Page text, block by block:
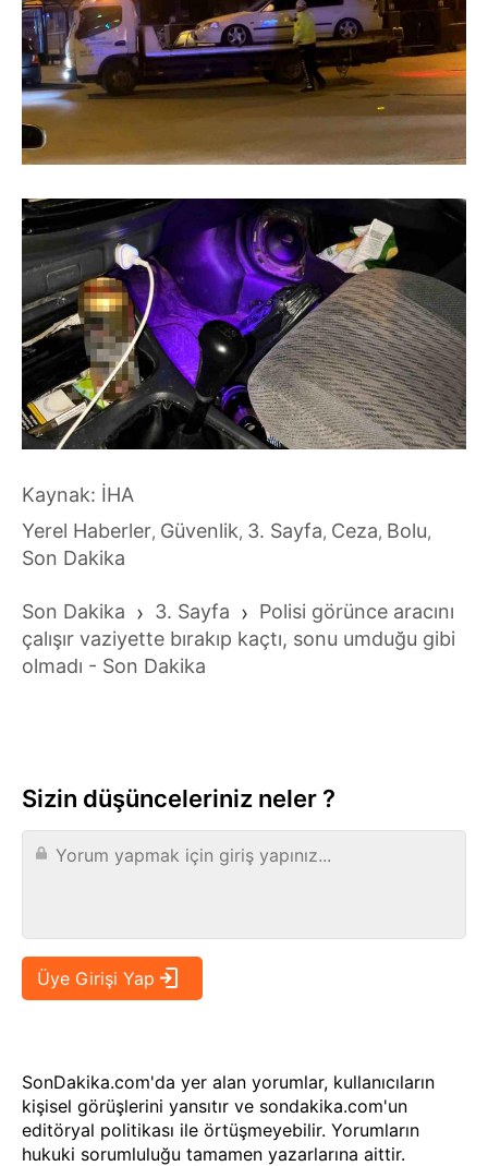
Kaynak: İHA
Yerel Haberler, Güvenlik, 3. Sayfa, Ceza, Bolu,
Son Dakika
Son Dakika › 3. Sayfa › Polisi görünce aracını
çalışır vaziyette bırakıp kaçtı, sonu umduğu gibi
olmadı - Son Dakika
Sizin düşünceleriniz neler ?
SonDakika.com'da yer alan yorumlar, kullanıcıların
kişisel görüşlerini yansıtır ve sondakika.com'un
editöryal politikası ile örtüşmeyebilir. Yorumların
hukuki sorumluluğu tamamen yazarlarına aittir.